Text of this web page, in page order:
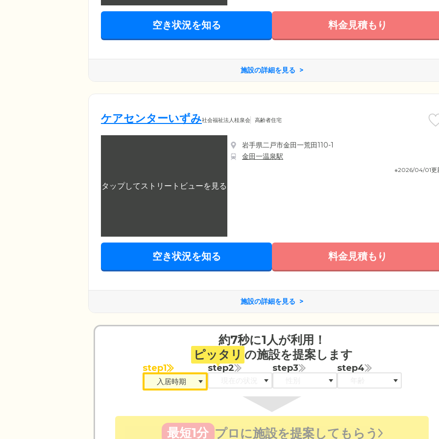
空き状況を知る 料金見積もり
施設の詳細を見る
ケアセンターいずみ社会福祉法人桂泉会 高齢者住宅
岩手県二戸市金田一荒田110-1
金田一温泉駅
※2026/04/01更
空き状況を知る 料金見積もり
施設の詳細を見る
約7秒に1人が利用！
ピッタリ の施設を提案します
step1 step2 step3 step4
最短1分 プロに施設を提案してもらう